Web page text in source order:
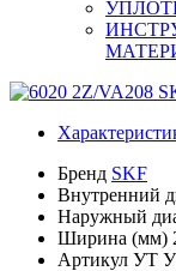
Бренд SKF
Внутренний
Наружный
Ширина (мм)
Артикул УТ